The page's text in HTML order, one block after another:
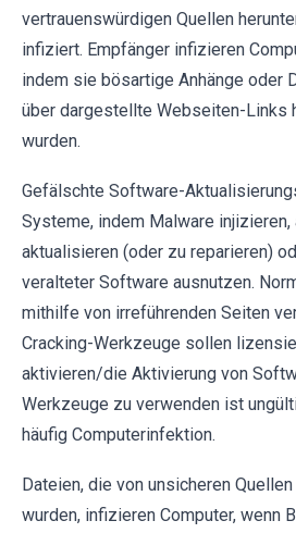
vertrauenswürdigen Quellen
infiziert. Empfänger infizieren
indem sie bösartige Anhänge oder
über dargestellte Webseiten-Links
wurden.
Gefälschte Software-
Systeme, indem Malware
aktualisieren (oder zu reparieren)
veralteter Software ausnutzen.
mithilfe von irreführenden Seiten
Cracking-Werkzeuge sollen
aktivieren/die Aktivierung von
Werkzeuge zu verwenden ist
häufig Computerinfektion.
Dateien, die von unsicheren
wurden, infizieren Computer, wenn